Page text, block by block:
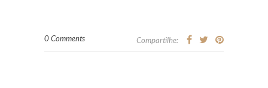
0 Comments Compartilhe: